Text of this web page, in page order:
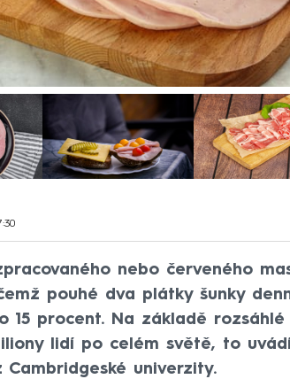
nebo červeného
pouhé dva plátky šunky
15 procent. Na základě
lidí po celém světě, to
Cambridgeské univerzity.